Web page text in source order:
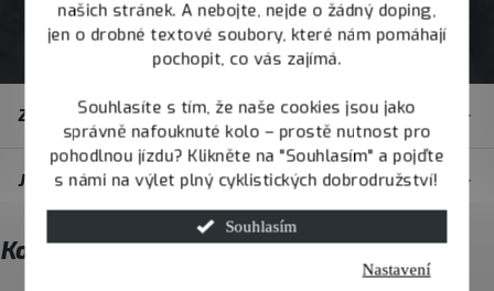
našich stránek. A nebojte, nejde o žádný doping,
jen o drobné textové soubory, které nám pomáhají
pochopit, co vás zajímá.
Souhlasíte s tím, že naše cookies jsou jako
správně nafouknuté kolo – prostě nutnost pro
pohodlnou jízdu? Klikněte na "Souhlasím" a pojďte
s námi na výlet plný cyklistických dobrodružství!
Souhlasím
Nastavení
t
í
Zákaznický servis
JOY.BIKE
Kontakt